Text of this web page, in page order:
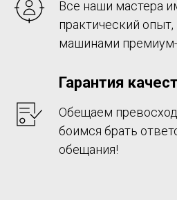
Все наши мастера
практический
машинами
Гарантия
Обещаем
боимся брать
обещания!